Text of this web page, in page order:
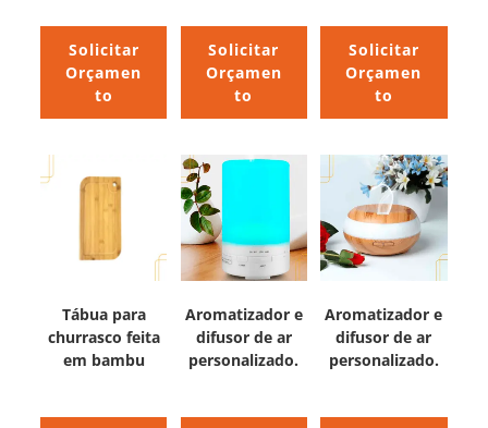
Solicitar
Orçamen
to
Solicitar
Orçamen
to
Solicitar
Orçamen
to
Tábua para
churrasco feita
em bambu
Aromatizador e
difusor de ar
personalizado.
Aromatizador e
difusor de ar
personalizado.